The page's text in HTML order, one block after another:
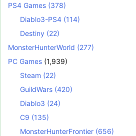
PS4 Games (378)
Diablo3-PS4 (114)
Destiny (22)
MonsterHunterWorld (277)
PC Games (1,939)
Steam (22)
GuildWars (420)
Diablo3 (24)
C9 (135)
MonsterHunterFrontier (656)